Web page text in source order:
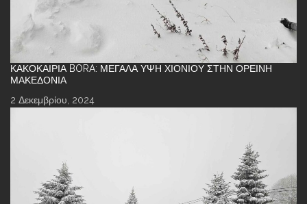
ΚΑΚΟΚΑΙΡΊΑ BORA: ΜΕΓΆΛΑ ΎΨΗ ΧΙΟΝΙΟΎ ΣΤΗΝ ΟΡΕΙΝΉ
ΜΑΚΕΔΟΝΊΑ
2 Δεκεμβρίου, 2024